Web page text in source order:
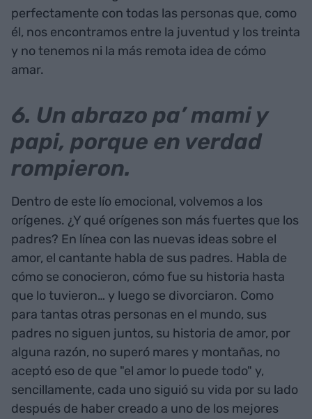
perfectamente con todas las personas que, como
él, nos encontramos entre la juventud y los treinta
y no tenemos ni la más remota idea de cómo
amar.
6. Un abrazo pa’ mami y
papi, porque en verdad
rompieron.
Dentro de este lío emocional, volvemos a los
orígenes. ¿Y qué orígenes son más fuertes que los
padres? En línea con las nuevas ideas sobre el
amor, el cantante habla de sus padres. Habla de
cómo se conocieron, cómo fue su historia hasta
que lo tuvieron… y luego se divorciaron. Como
para tantas otras personas en el mundo, sus
padres no siguen juntos, su historia de amor, por
alguna razón, no superó mares y montañas, no
aceptó eso de que "el amor lo puede todo" y,
sencillamente, cada uno siguió su vida por su lado
después de haber creado a uno de los mejores